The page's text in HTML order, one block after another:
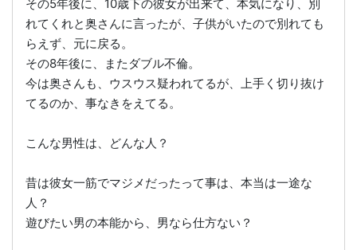
その5年後に、10歳下の彼女が出来て、本気になり、別
れてくれと奥さんに言ったが、子供がいたので別れても
らえず、元に戻る。
その8年後に、またダブル不倫。
今は奥さんも、ウスウス疑われてるが、上手く切り抜け
てるのか、事なきをえてる。
こんな男性は、どんな人？
昔は彼女一筋でマジメだったって事は、本当は一途な
人？
遊びたい男の本能から、男なら仕方ない？